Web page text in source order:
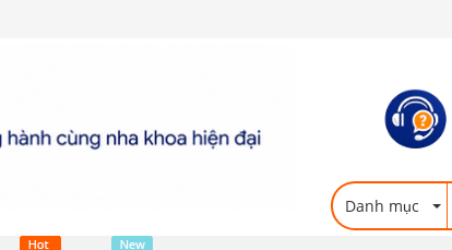
Danh mục